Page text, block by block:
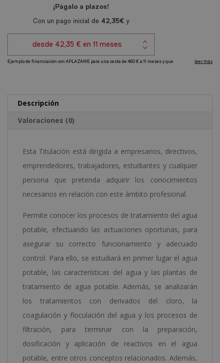
cantidad
t
Descripción
Valoraciones (0)
Esta Titulación está dirigida a empresarios, directivos,
emprendedores, trabajadores, estudiantes y cualquier
persona que pretenda adquirir los conocimientos
necesarios en relación con este ámbito profesional.
Permite conocer los procesos de tratamiento del agua
potable, efectuando las actuaciones oportunas, para
asegurar su correcto funcionamiento y adecuado
control. Para ello, se estudiará en primer lugar el agua
potable, las características del agua y las plantas de
tratamiento de agua potable. Además, se analizarán
los tratamientos con derivados del cloro, la
coagulación y floculación del agua y los procesos de
filtración, para terminar con la preparación,
dosificación y aplicación de reactivos en el agua
potable, entre otros conceptos relacionados. Además,